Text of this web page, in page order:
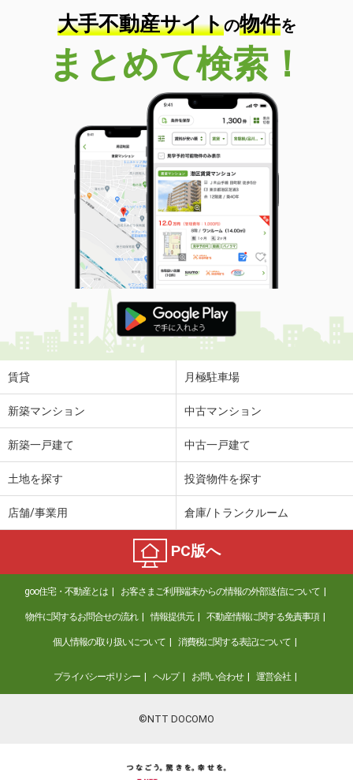
大手不動産サイトの物件を
まとめて検索！
賃貸 月極駐車場
新築マンション 中古マンション
新築一戸建て 中古一戸建て
土地を探す 投資物件を探す
店舗/事業用 倉庫/トランクルーム
PC版へ
goo住宅・不動産とは お客さまご利用端末からの情報の外部送信について
物件に関するお問合せの流れ 情報提供元 不動産情報に関する免責事項
個人情報の取り扱いについて 消費税に関する表記について
プライバシーポリシー ヘルプ お問い合わせ 運営会社
©NTT DOCOMO